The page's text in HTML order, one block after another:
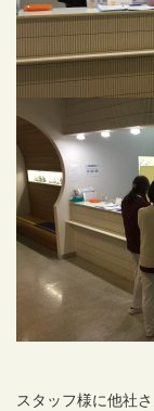
スタッフ様に他社